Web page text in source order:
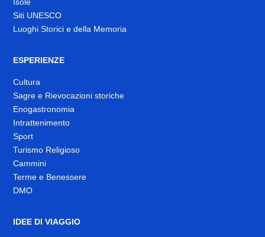
Siti UNESCO
Luoghi Storici e della Memoria
ESPERIENZE
Cultura
Sagre e Rievocazioni storiche
Enogastronomia
Intrattenimento
Sport
Turismo Religioso
Cammini
Terme e Benessere
DMO
IDEE DI VIAGGIO